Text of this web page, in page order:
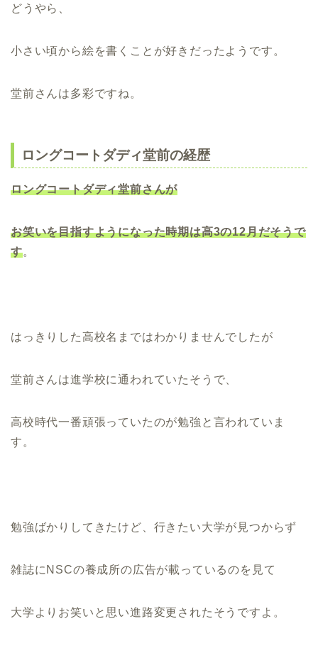
どうやら、
小さい頃から絵を書くことが好きだったようです。
堂前さんは多彩ですね。
ロングコートダディ堂前の経歴
ロングコートダディ堂前さんが
お笑いを目指すようになった時期は高3の12月だそうで
す。
はっきりした高校名まではわかりませんでしたが
堂前さんは進学校に通われていたそうで、
高校時代一番頑張っていたのが勉強と言われていま
す。
勉強ばかりしてきたけど、行きたい大学が見つからず
雑誌にNSCの養成所の広告が載っているのを見て
大学よりお笑いと思い進路変更されたそうですよ。